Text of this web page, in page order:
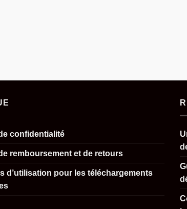
confidentialité
remboursement et de retours
d’utilisation pour les téléchargements